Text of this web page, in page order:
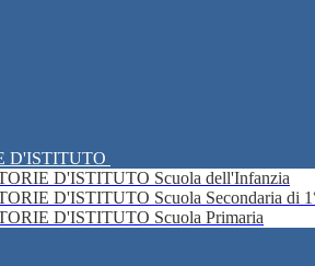
D'ISTITUTO
D'ISTITUTO Scuola dell'Infanzia
D'ISTITUTO Scuola Secondaria di
D'ISTITUTO Scuola Primaria